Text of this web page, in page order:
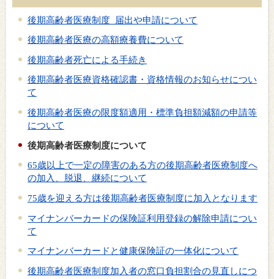
後期高齢者医療制度 届出や申請について
後期高齢者医療の高額療養費について
後期高齢者死亡による手続き
後期高齢者医療資格確認書・資格情報のお知らせについ
て
後期高齢者医療の限度額適用・標準負担額減額の申請等
について
後期高齢者医療制度について
65歳以上で一定の障害のある方の後期高齢者医療制度へ
の加入、脱退、継続について
75歳を迎える方は後期高齢者医療制度に加入となります
マイナンバーカードの保険証利用登録の解除申請につい
て
マイナンバーカードと健康保険証の一体化について
後期高齢者医療制度加入者の窓口負担割合の見直しにつ